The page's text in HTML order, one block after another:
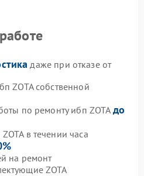
даже при отказе от
ZOTA собственной
по ремонту ибп ZOTA до
в течении часа
на ремонт
ZOTA